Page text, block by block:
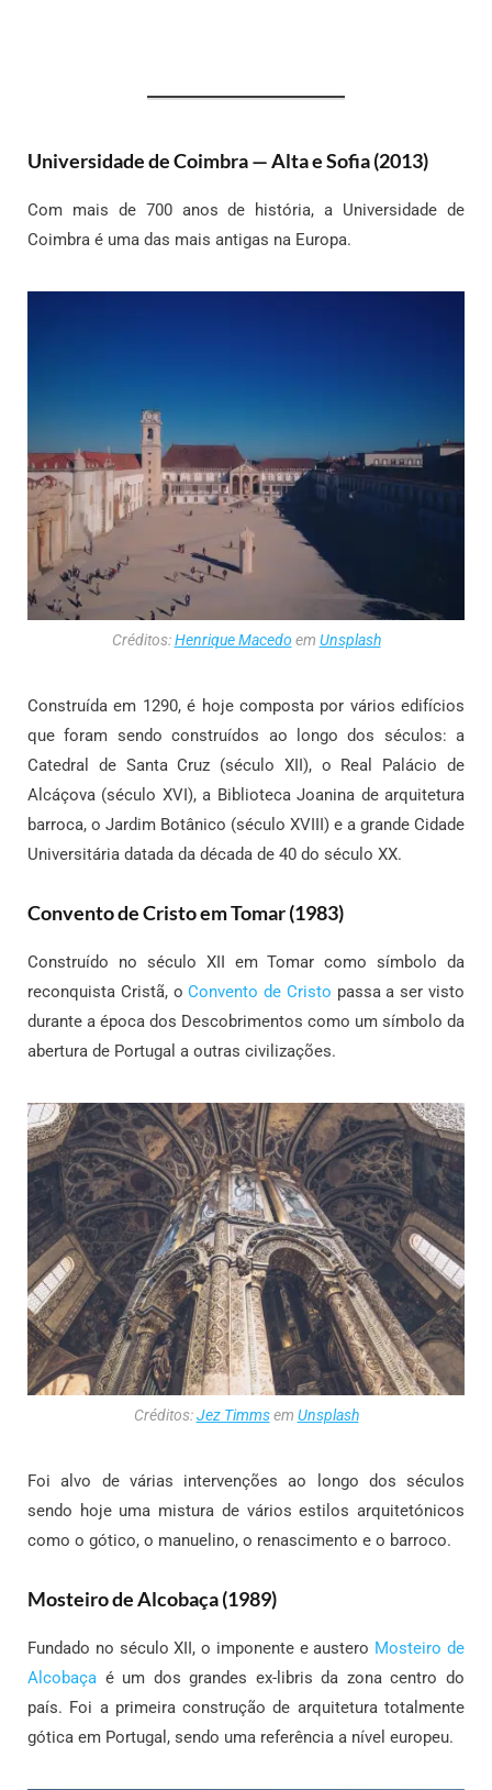
Universidade de Coimbra — Alta e Sofia (2013)
Com mais de 700 anos de história, a Universidade de
Coimbra é uma das mais antigas na Europa.
Créditos:Henrique Macedo em Unsplash
Construída em 1290, é hoje composta por vários edifícios
que foram sendo construídos ao longo dos séculos: a
Catedral de Santa Cruz (século XII), o Real Palácio de
Alcáçova (século XVI), a Biblioteca Joanina de arquitetura
barroca, o Jardim Botânico (século XVIII) e a grande Cidade
Universitária datada da década de 40 do século XX.
Convento de Cristo em Tomar (1983)
Construído no século XII em Tomar como símbolo da
reconquista Cristã, oConvento de Cristo passa a ser visto
durante a época dos Descobrimentos como um símbolo da
abertura de Portugal a outras civilizações.
Créditos:Jez Timmsem Unsplash
Foi alvo de várias intervenções ao longo dos séculos
sendo hoje uma mistura de vários estilos arquitetónicos
como o gótico, o manuelino, o renascimento e o barroco.
Mosteiro de Alcobaça (1989)
Fundado no século XII, o imponente e austero Mosteiro de
Alcobaça é um dos grandes ex-libris da zona centro do
país. Foi a primeira construção de arquitetura totalmente
gótica em Portugal, sendo uma referência a nível europeu.